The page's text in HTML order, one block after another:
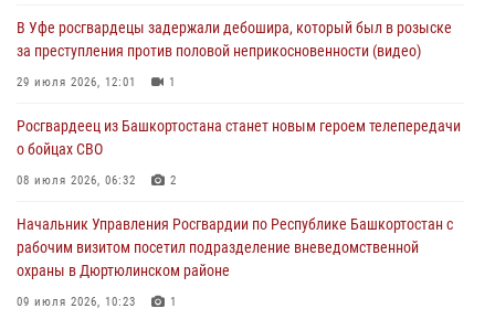
Башкортостана проведет прямую линию
29 июля 2026, 10:52
Росгвардию
В Уфе росгвардецы задержали дебошира, который был в розыске
за преступления против половой неприкосновенности (видео)
29 июля 2026, 12:01 1
Росгвардеец из Башкортостана станет новым героем телепередачи
о бойцах СВО
08 июля 2026, 06:32 2
Начальник Управления Росгвардии по Республике Башкортостан с
рабочим визитом посетил подразделение вневедомственной
охраны в Дюртюлинском районе
09 июля 2026, 10:23 1